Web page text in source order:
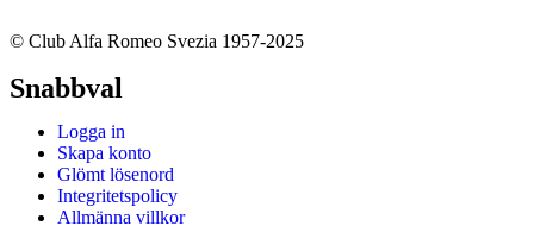
© Club Alfa Romeo Svezia 1957-2025
Snabbval
Logga in
Skapa konto
Glömt lösenord
Integritetspolicy
Allmänna villkor